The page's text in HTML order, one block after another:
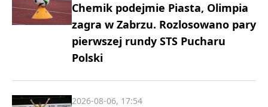
Chemik podejmie Piasta, Olimpia
zagra w Zabrzu. Rozlosowano pary
pierwszej rundy STS Pucharu
Polski
2026-08-06, 17:54